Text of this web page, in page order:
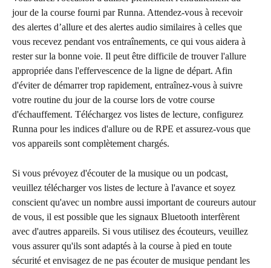
jour de la course fourni par Runna. Attendez-vous à recevoir
des alertes d’allure et des alertes audio similaires à celles que
vous recevez pendant vos entraînements, ce qui vous aidera à
rester sur la bonne voie. Il peut être difficile de trouver l'allure
appropriée dans l'effervescence de la ligne de départ. Afin
d'éviter de démarrer trop rapidement, entraînez-vous à suivre
votre routine du jour de la course lors de votre course
d'échauffement. Téléchargez vos listes de lecture, configurez
Runna pour les indices d'allure ou de RPE et assurez-vous que
vos appareils sont complètement chargés.
Si vous prévoyez d'écouter de la musique ou un podcast,
veuillez télécharger vos listes de lecture à l'avance et soyez
conscient qu'avec un nombre aussi important de coureurs autour
de vous, il est possible que les signaux Bluetooth interfèrent
avec d'autres appareils. Si vous utilisez des écouteurs, veuillez
vous assurer qu'ils sont adaptés à la course à pied en toute
sécurité et envisagez de ne pas écouter de musique pendant les